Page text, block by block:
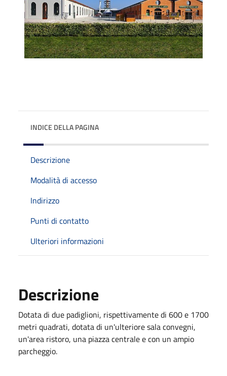
INDICE DELLA PAGINA
Descrizione
Modalità di accesso
Indirizzo
Punti di contatto
Ulteriori informazioni
Descrizione
Dotata di due padiglioni, rispettivamente di 600 e 1700
metri quadrati, dotata di un'ulteriore sala convegni,
un'area ristoro, una piazza centrale e con un ampio
parcheggio.